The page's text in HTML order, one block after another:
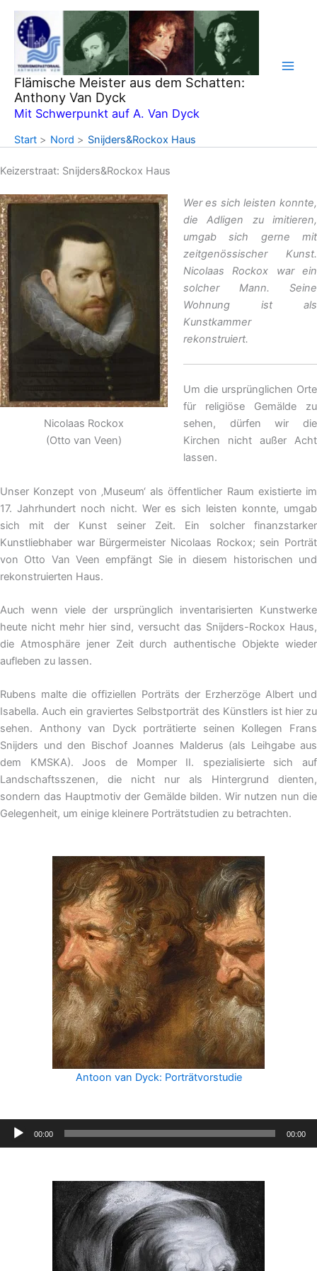
Zum
Inhalt
springen
Flämische Meister aus dem Schatten:
Anthony Van Dyck
Mit Schwerpunkt auf A. Van Dyck
Start Nord Snijders&Rockox Haus
Keizerstraat: Snijders&Rockox Haus
Nicolaas Rockox
(Otto van Veen)
Wer es sich leisten konnte,
die Adligen zu imitieren,
umgab sich gerne mit
zeitgenössischer Kunst.
Nicolaas Rockox war ein
solcher Mann. Seine
Wohnung ist als
Kunstkammer
rekonstruiert.
Um die ursprünglichen Orte
für religiöse Gemälde zu
sehen, dürfen wir die
Kirchen nicht außer Acht
lassen.
Unser Konzept von ‚Museum‘ als öffentlicher Raum existierte im
17. Jahrhundert noch nicht. Wer es sich leisten konnte, umgab
sich mit der Kunst seiner Zeit. Ein solcher finanzstarker
Kunstliebhaber war Bürgermeister Nicolaas Rockox; sein Porträt
von Otto Van Veen empfängt Sie in diesem historischen und
rekonstruierten Haus.
Auch wenn viele der ursprünglich inventarisierten Kunstwerke
heute nicht mehr hier sind, versucht das Snijders-Rockox Haus,
die Atmosphäre jener Zeit durch authentische Objekte wieder
aufleben zu lassen.
Rubens malte die offiziellen Porträts der Erzherzöge Albert und
Isabella. Auch ein graviertes Selbstporträt des Künstlers ist hier zu
sehen. Anthony van Dyck porträtierte seinen Kollegen Frans
Snijders und den Bischof Joannes Malderus (als Leihgabe aus
dem KMSKA). Joos de Momper II. spezialisierte sich auf
Landschaftsszenen, die nicht nur als Hintergrund dienten,
sondern das Hauptmotiv der Gemälde bilden. Wir nutzen nun die
Gelegenheit, um einige kleinere Porträtstudien zu betrachten.
Antoon van Dyck: Porträtvorstudie
Audio-
00:00 00:00